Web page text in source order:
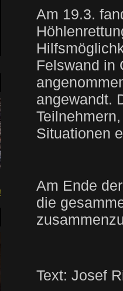
Am 19.3.
Felswand in
angewandt.
Situationen
Am Ende
die
Text: Josef